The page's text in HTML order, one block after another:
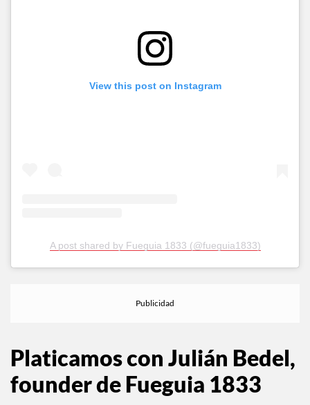
View this post on Instagram
A post shared by Fueguia 1833 (@fueguia1833)
Platicamos con Julián Bedel,
founder de Fueguia 1833